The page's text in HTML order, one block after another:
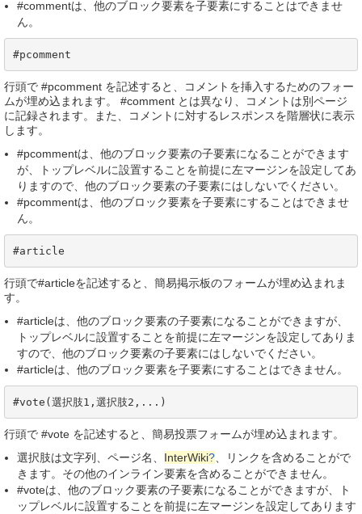
#commentは、他のブロック要素を子要素にすることはできませ
ん。
#pcomment
行頭で #pcomment を記述すると、コメントを挿入するためのフォー
ムが埋め込まれます。 #comment とは異なり、コメントは別ページ
に記録されます。また、コメントに対するレスポンスを階層状に表示
します。
#pcommentは、他のブロック要素の子要素になることができます
が、トップレベルに設置することを前提に左マージンを設定してあ
りますので、他のブロック要素の子要素にはしないでください。
#pcommentは、他のブロック要素を子要素にすることはできませ
ん。
#article
行頭で#articleを記述すると、簡易掲示板のフォームが埋め込まれま
す。
#articleは、他のブロック要素の子要素になることができますが、
トップレベルに設置することを前提に左マージンを設定してありま
すので、他のブロック要素の子要素にはしないでください。
#articleは、他のブロック要素を子要素にすることはできません。
#vote(選択肢1,選択肢2,...)
行頭で #vote を記述すると、簡易投票フォームが埋め込まれます。
選択肢は文字列、ページ名、 InterWiki?、リンクを含めることがで
きます。その他のインライン要素を含めることができません。
#voteは、他のブロック要素の子要素になることができますが、ト
ップレベルに設置することを前提に左マージンを設定してあります